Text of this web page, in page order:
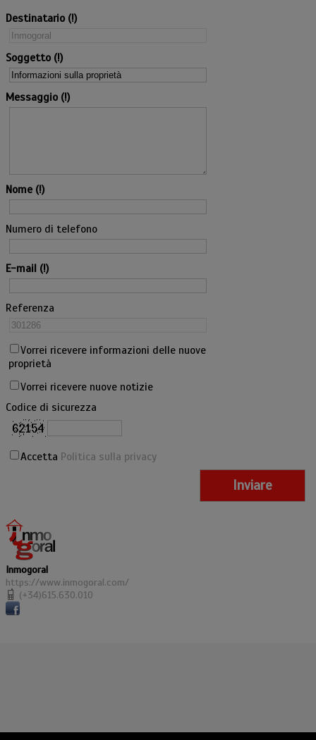
Destinatario
Soggetto
Messaggio
Nome
Numero di telefono
E-mail
Referenza
Vorrei ricevere informazioni delle nuove
proprietà
Vorrei ricevere nuove notizie
Codice di sicurezza
Accetta Politica sulla privacy
Inmogoral
https://www.inmogoral.com/
(+34)615.630.010